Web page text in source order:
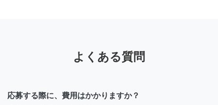
よくある質問
応募する際に、費用はかかりますか？